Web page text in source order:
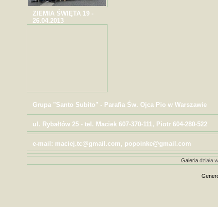
ZIEMIA ŚWIĘTA 19 -
26.04.2013
Grupa "Santo Subito" - Parafia Św. Ojca Pio w Warszawie
ul. Rybałtów 25 - tel. Maciek 607-370-111, Piotr 604-280-522
e-mail: maciej.tc@gmail.com, popoinke@gmail.com
Galeriadziała